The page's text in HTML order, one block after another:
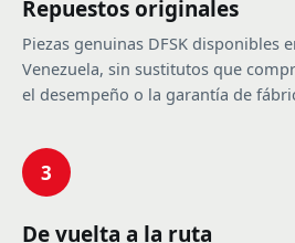
Repuestos originales
Piezas genuinas DFSK disponibles
Venezuela, sin sustitutos que
el desempeño o la garantía de
3
De vuelta a la ruta